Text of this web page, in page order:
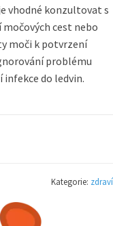
vhodné konzultovat s
cest nebo
moči k potvrzení
problému
do ledvin.
Kategorie: zdraví